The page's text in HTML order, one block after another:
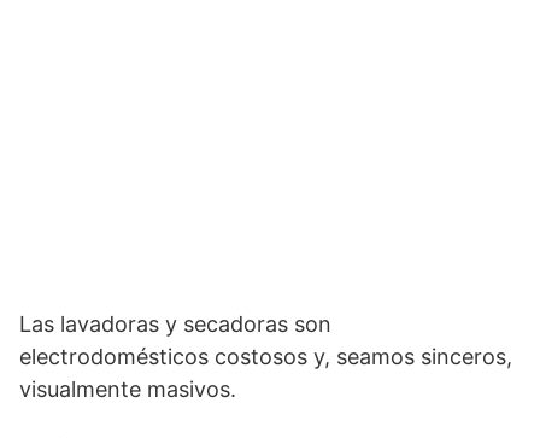
Las lavadoras y secadoras son
electrodomésticos costosos y, seamos sinceros,
visualmente masivos.